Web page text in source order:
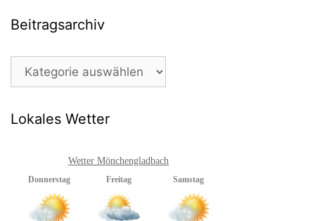
Beitragsarchiv
Beitragsarchiv
Lokales Wetter
Wetter Mönchengladbach